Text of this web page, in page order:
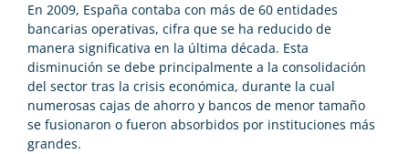
En 2009, España contaba con más de 60 entidades
bancarias operativas, cifra que se ha reducido de
manera significativa en la última década. Esta
disminución se debe principalmente a la consolidación
del sector tras la crisis económica, durante la cual
numerosas cajas de ahorro y bancos de menor tamaño
se fusionaron o fueron absorbidos por instituciones más
grandes.